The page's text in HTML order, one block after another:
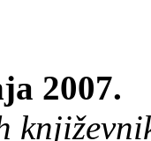
2007.